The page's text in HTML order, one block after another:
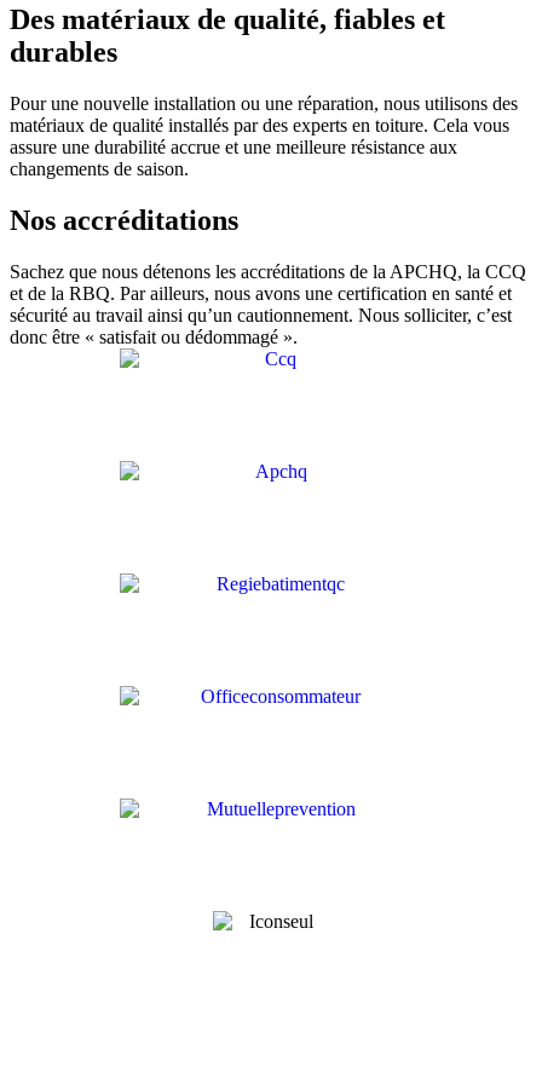
Des matériaux de qualité, fiables et
durables
Pour une nouvelle installation ou une réparation, nous utilisons des
matériaux de qualité installés par des experts en toiture. Cela vous
assure une durabilité accrue et une meilleure résistance aux
changements de saison.
Nos accréditations
Sachez que nous détenons les accréditations de la APCHQ, la CCQ
et de la RBQ. Par ailleurs, nous avons une certification en santé et
sécurité au travail ainsi qu’un cautionnement. Nous solliciter, c’est
donc être « satisfait ou dédommagé ».